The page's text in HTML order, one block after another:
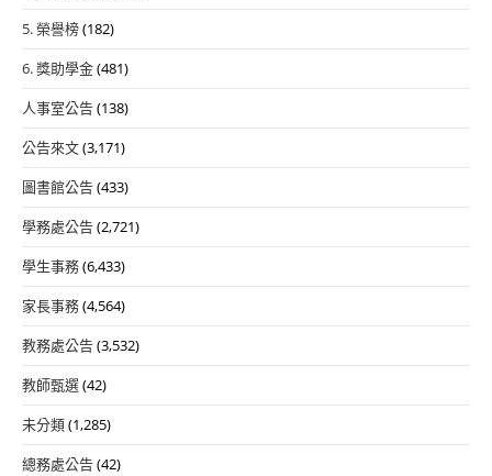
5. 榮譽榜(182)
6. 獎助學金(481)
人事室公告(138)
公告來文(3,171)
圖書館公告(433)
學務處公告(2,721)
學生事務(6,433)
家長事務(4,564)
教務處公告(3,532)
教師甄選(42)
未分類(1,285)
總務處公告(42)